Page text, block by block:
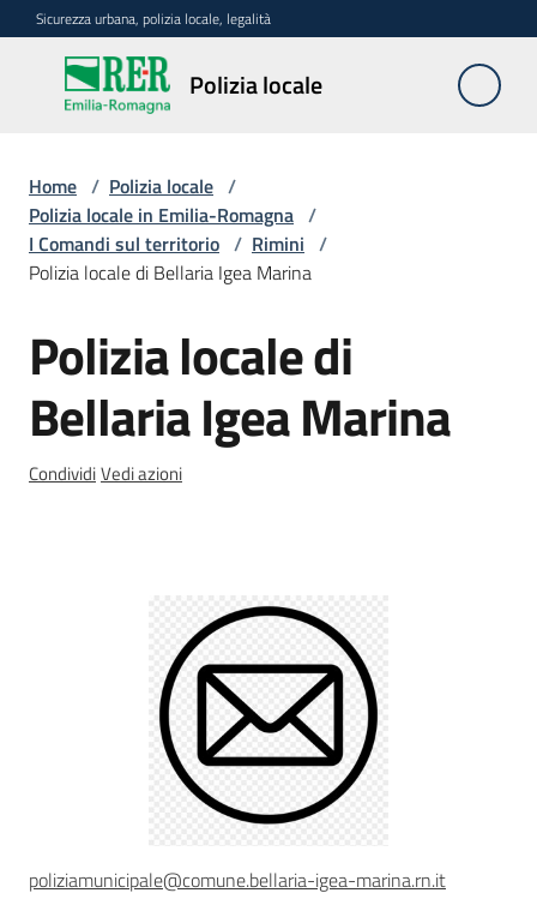
Vai al contenuto
Vai alla navigazione
Vai al footer
Sicurezza urbana, polizia locale, legalità
Polizia locale
Polizia
locale
La
polizia
locale
Romagna
Menu selezionato
Progetti
Sicurezza
urbana,
polizia
locale,
legalità
Home / Polizia locale /
Polizia locale in Emilia-Romagna /
I Comandi sul territorio / Rimini /
Polizia locale di Bellaria Igea Marina
Salta al contenuto
Polizia locale di
Bellaria Igea Marina
CondividiVedi azioni
poliziamunicipale@comune.bellaria-igea-marina.rn.it